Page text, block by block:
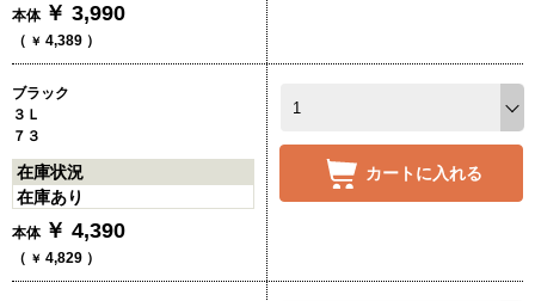
本体 ￥ 3,990
（ ￥ 4,389 ）
ブラック
３Ｌ
７３
在庫状況
在庫あり
本体 ￥ 4,390
（ ￥ 4,829 ）
カートに入れる